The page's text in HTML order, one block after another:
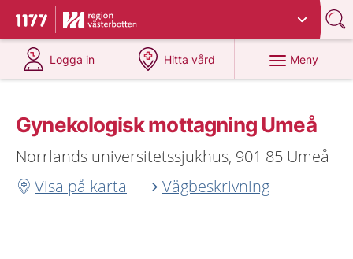
Till startsidan för 1177
Du har valt region
Logga in
på 1177.se
Hitta vård
på 1177.se
Meny
Gynekologisk mottagning Umeå
Norrlands universitetssjukhus, 901 85 Umeå
Visa på karta
Vägbeskrivning